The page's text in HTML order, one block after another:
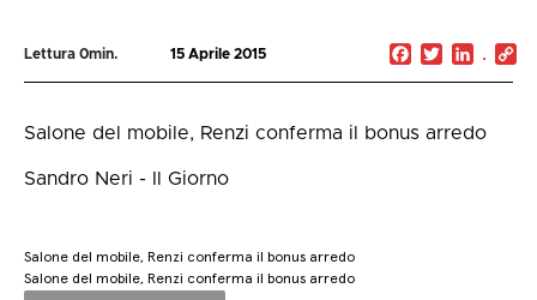
Lettura 0min. 15 Aprile 2015 Facebook
Twitter
Salone del mobile, Renzi conferma il bonus arredo
Sandro Neri - Il Giorno
Salone del mobile, Renzi conferma il bonus arredo
Salone del mobile, Renzi conferma il bonus arredo